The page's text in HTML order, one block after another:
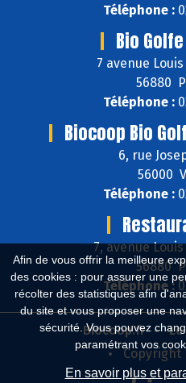
Afin de vous offrir la meilleure
des cookies : pour assurer une
récolter des statistiques afin
du site et vous proposer une
sécurité. Vous pouvez
paramétrant vos
En savoir plus et
Téléphone :
Bio
7 avenue
56880
Téléphone :
Biocoop Bio
6, rue
56000
Téléphone :
7, avenue
56880
Téléphone :
Biocoop.fr
Le
Copyright